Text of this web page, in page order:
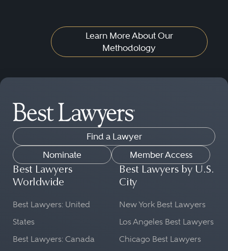
Learn More About Our
Methodology
Find a Lawyer
Nominate
Member Access
Best Lawyers
Worldwide
Best Lawyers: United
States
Best Lawyers: Canada
Best Lawyers by U.S.
City
New York Best Lawyers
Los Angeles Best Lawyers
Chicago Best Lawyers